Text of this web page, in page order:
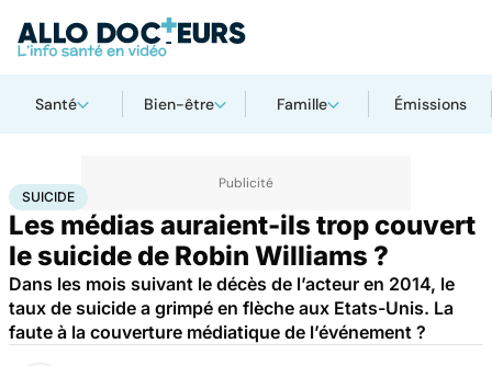
Santé Bien-être Famille Émissions
AccueilBien-être
SUICIDE
Les médias auraient-ils trop couvert
le suicide de Robin Williams ?
Dans les mois suivant le décès de l’acteur en 2014, le
taux de suicide a grimpé en flèche aux Etats-Unis. La
faute à la couverture médiatique de l’événement ?